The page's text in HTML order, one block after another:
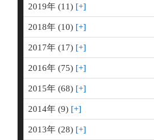
2019年 (11)
2018年 (10)
2017年 (17)
2016年 (75)
2015年 (68)
2014年 (9)
2013年 (28)